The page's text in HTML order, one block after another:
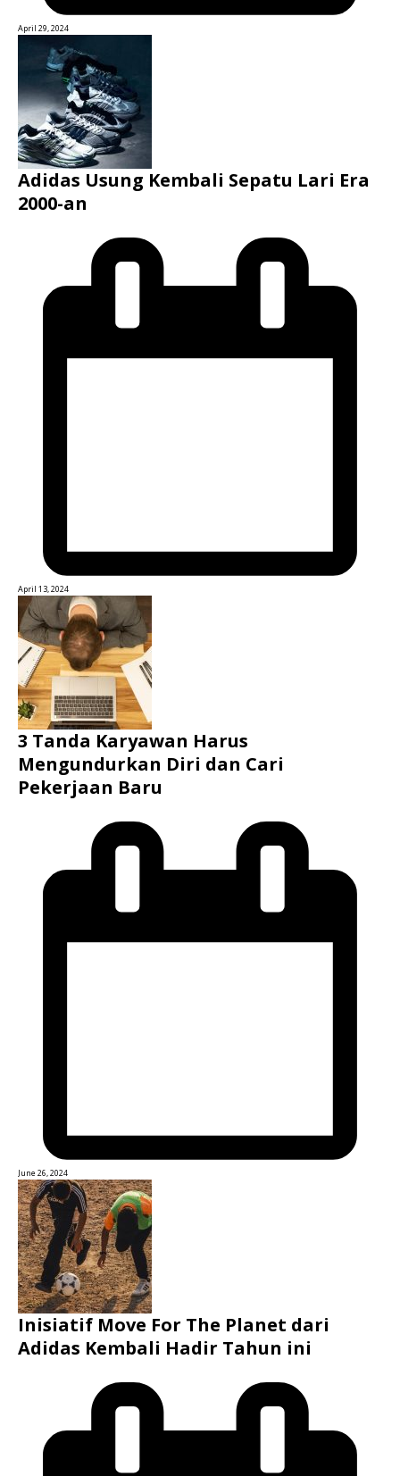
April 29, 2024
Adidas Usung Kembali Sepatu Lari Era
2000-an
April 13, 2024
3 Tanda Karyawan Harus
Mengundurkan Diri dan Cari
Pekerjaan Baru
June 26, 2024
Inisiatif Move For The Planet dari
Adidas Kembali Hadir Tahun ini